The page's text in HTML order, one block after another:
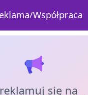
Współpraca
się na